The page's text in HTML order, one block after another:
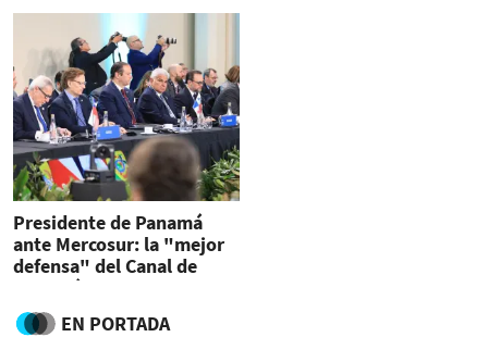
Presidente de Panamá
ante Mercosur: la "mejor
defensa" del Canal de
Panamá es su Neutralidad
EN PORTADA